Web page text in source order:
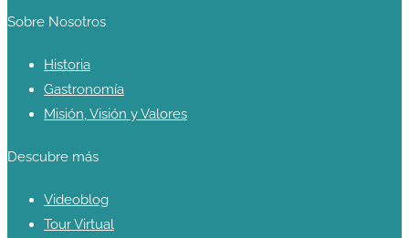
Sobre Nosotros
Historia
Gastronomía
Misión, Visión y Valores
Descubre más
Videoblog
Tour Virtual